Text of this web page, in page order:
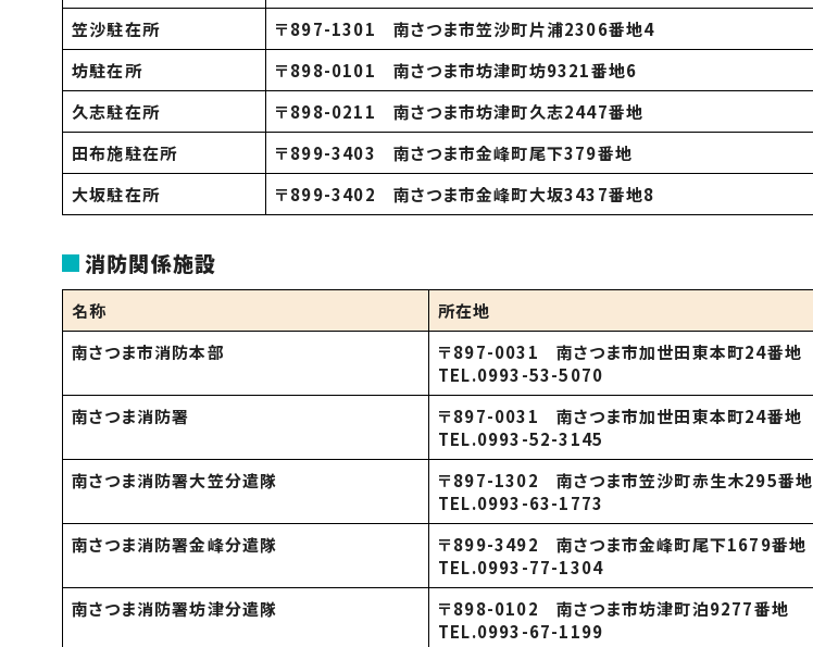
笠沙駐在所
〒897-1301 南さつま市笠沙町片浦2306番地4
坊駐在所
〒898-0101 南さつま市坊津町坊9321番地6
久志駐在所
〒898-0211 南さつま市坊津町久志2447番地
田布施駐在所
〒899-3403 南さつま市金峰町尾下379番地
大坂駐在所
〒899-3402 南さつま市金峰町大坂3437番地8
消防関係施設
名称
所在地
南さつま市消防本部
〒897-0031 南さつま市加世田東本町24番地
TEL.0993-53-5070
南さつま消防署
〒897-0031 南さつま市加世田東本町24番地
TEL.0993-52-3145
南さつま消防署大笠分遣隊
〒897-1302 南さつま市笠沙町赤生木295番地
TEL.0993-63-1773
南さつま消防署金峰分遣隊
〒899-3492 南さつま市金峰町尾下1679番地
TEL.0993-77-1304
南さつま消防署坊津分遣隊
〒898-0102 南さつま市坊津町泊9277番地
TEL.0993-67-1199